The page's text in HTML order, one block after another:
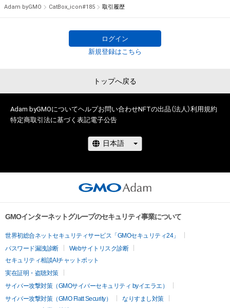
Adam byGMO CatBox_icon#185 取引履歴
ログイン
新規登録はこちら
トップへ戻る
Adam byGMOについてヘルプお問い合わせNFTの出品（法人）利用規約
特定商取引法に基づく表記電子公告
GMOインターネットグループのセキュリティ事業について
世界初総合ネットセキュリティサービス「GMOセキュリティ24」
パスワード漏洩診断
Webサイトリスク診断
セキュリティ相談AIチャットボット
実在証明・盗聴対策
サイバー攻撃対策（GMOサイバーセキュリティ byイエラエ）
サイバー攻撃対策（GMO Flatt Security）
なりすまし対策